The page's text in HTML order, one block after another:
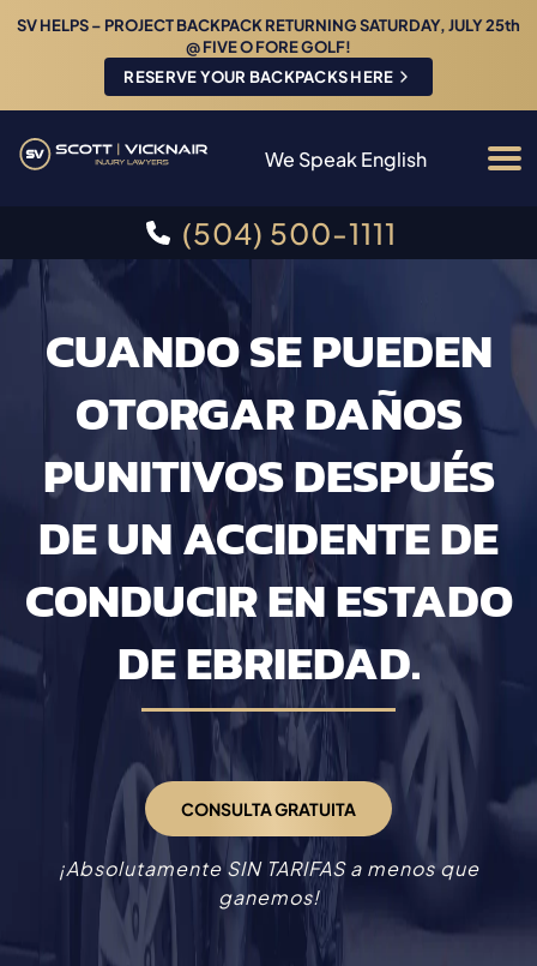
SV HELPS – PROJECT BACKPACK RETURNING SATURDAY, JULY 25th
@ FIVE O FORE GOLF!
RESERVE YOUR BACKPACKS HERE
We Speak English
(504) 500-1111
CUANDO SE PUEDEN
OTORGAR DAÑOS
PUNITIVOS DESPUÉS
DE UN ACCIDENTE DE
CONDUCIR EN ESTADO
DE EBRIEDAD.
CONSULTA GRATUITA
¡Absolutamente SIN TARIFAS a menos que
ganemos!